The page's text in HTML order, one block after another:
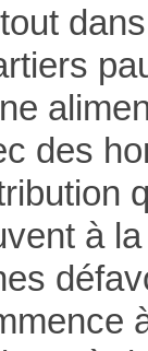
des
à